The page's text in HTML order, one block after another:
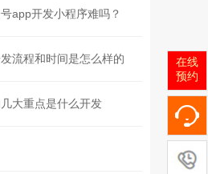
app开发小程序难吗？
流程和时间是怎么样的
大重点是什么开发
在线
预约